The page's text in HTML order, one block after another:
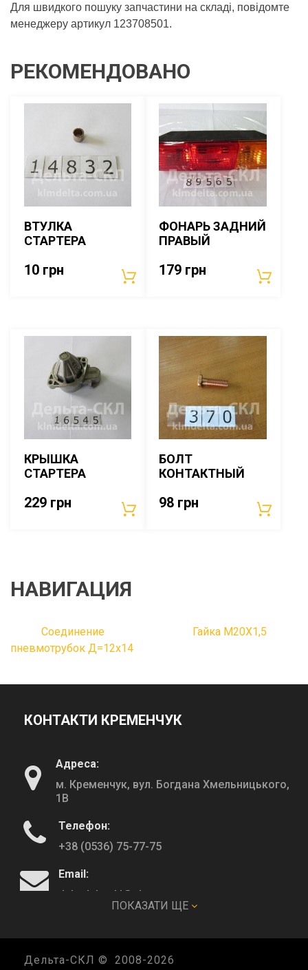
Для швидкого пошуку запчастини на складі, повідомте
менеджеру артикул 123708501.
РЕКОМЕНДОВАНО
ВТУЛКА
СТАРТЕРА
10 грн
ФОНАРЬ ЗАДНИЙ
ПРАВЫЙ
179 грн
КРЫШКА
СТАРТЕРА
229 грн
БОЛТ
КОНТАКТНЫЙ
98 грн
НАВИГАЦИЯ
Соединение
пневмотрубок Д=12х14
Гайка М20Х1,5
КОНТАКТИ КРЕМЕНЧУК
Адреса:
м. Кременчук, вул. Богдана Хмельницького,
1В
Телефон:
+38 (0536) 75-77-75
Email:
deltadeltaskl@ukr.net
КОНТАКТИ ПОЛТАВА
ПОКАЗАТИ ЩЕ
Дельта-СКЛ © 2008-2026